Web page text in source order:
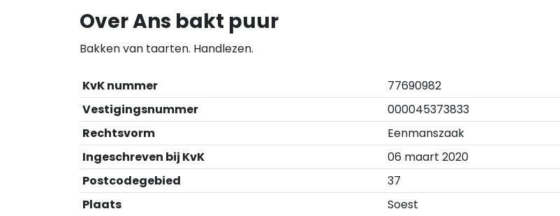
Over Ans bakt puur
Bakken van taarten. Handlezen.
KvK nummer
77690982
Vestigingsnummer
000045373833
Rechtsvorm
Eenmanszaak
Ingeschreven bij KvK
06 maart 2020
Postcodegebied
37
Plaats
Soest